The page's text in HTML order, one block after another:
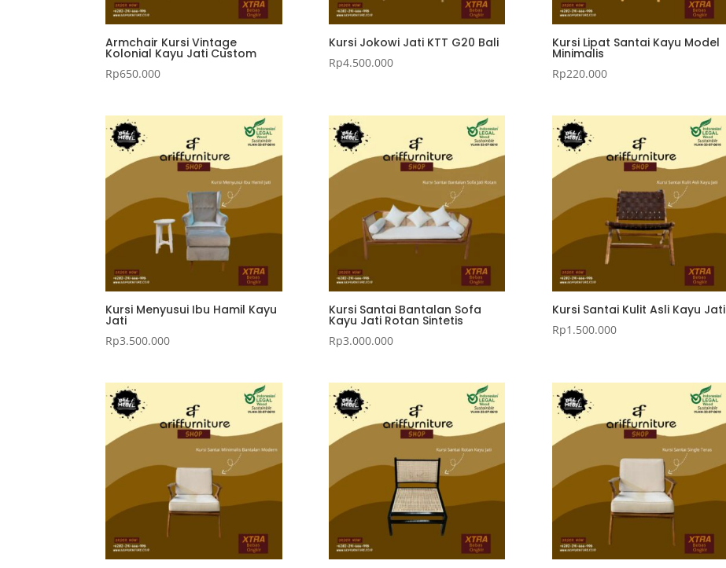
Armchair Kursi Vintage
Kolonial Kayu Jati Custom
Rp650.000
Kursi Jokowi Jati KTT G20 Bali
Rp4.500.000
Kursi Lipat Santai Kayu Model
Minimalis
Rp220.000
Kursi Menyusui Ibu Hamil Kayu
Jati
Rp3.500.000
Kursi Santai Bantalan Sofa
Kayu Jati Rotan Sintetis
Rp3.000.000
Kursi Santai Kulit Asli Kayu Jati
Rp1.500.000